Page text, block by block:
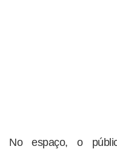
No espaço, o